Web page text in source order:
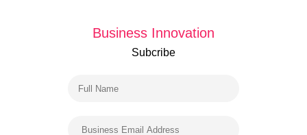
Business Innovation
Subcribe